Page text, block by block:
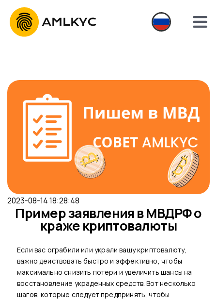
2023-08-14 18:28:48
Пример заявления в МВДРФ о
краже криптовалюты
Если вас ограбили или украли вашу криптовалюту,
важно действовать быстро и эффективно, чтобы
максимально снизить потери и увеличить шансы на
восстановление украденных средств. Вот несколько
шагов, которые следует предпринять, чтобы